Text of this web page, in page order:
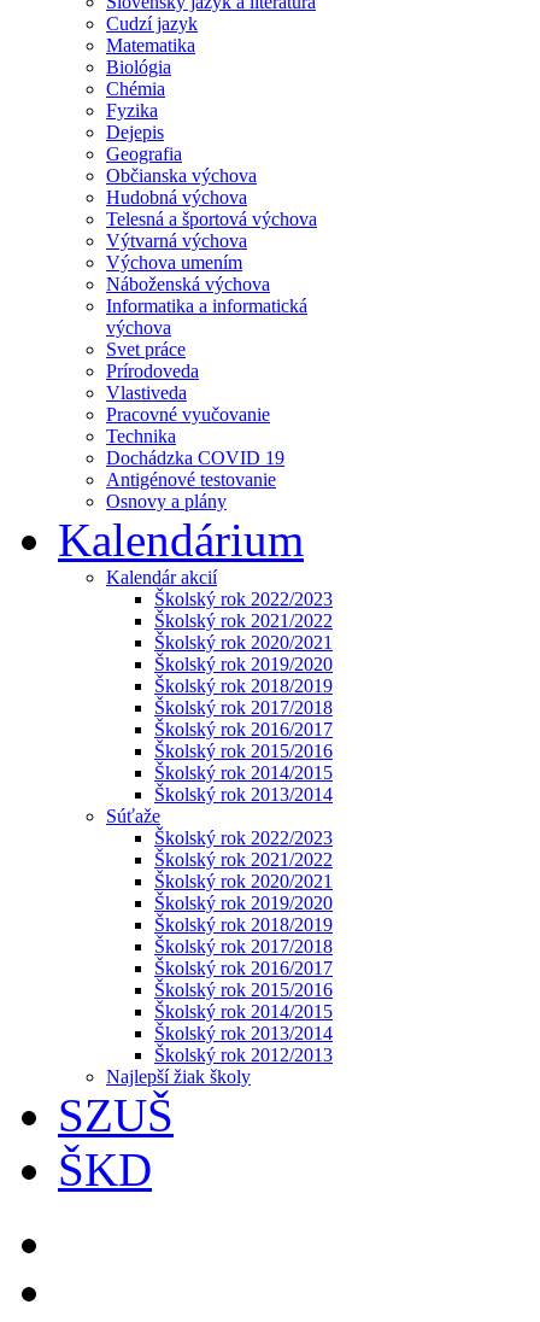
Cudzí jazyk
Matematika
Biológia
Chémia
Fyzika
Dejepis
Geografia
Občianska výchova
Hudobná výchova
Telesná a športová výchova
Výtvarná výchova
Výchova umením
Náboženská výchova
Informatika a informatická
výchova
Svet práce
Prírodoveda
Vlastiveda
Pracovné vyučovanie
Technika
Dochádzka COVID 19
Antigénové testovanie
Osnovy a plány
Kalendárium
Kalendár akcií
Školský rok 2022/2023
Školský rok 2021/2022
Školský rok 2020/2021
Školský rok 2019/2020
Školský rok 2018/2019
Školský rok 2017/2018
Školský rok 2016/2017
Školský rok 2015/2016
Školský rok 2014/2015
Školský rok 2013/2014
Súťaže
Školský rok 2022/2023
Školský rok 2021/2022
Školský rok 2020/2021
Školský rok 2019/2020
Školský rok 2018/2019
Školský rok 2017/2018
Školský rok 2016/2017
Školský rok 2015/2016
Školský rok 2014/2015
Školský rok 2013/2014
Školský rok 2012/2013
Najlepší žiak školy
SZUŠ
ŠKD